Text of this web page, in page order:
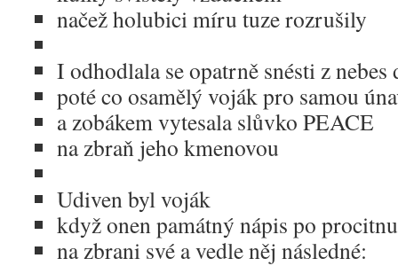
načež holubici míru tuze rozrušily
I odhodlala se opatrně snésti z
poté co osamělý voják pro samou
a zobákem vytesala slůvko PEACE
na zbraň jeho kmenovou
Udiven byl voják
když onen památný nápis po
na zbrani své a vedle něj následné: